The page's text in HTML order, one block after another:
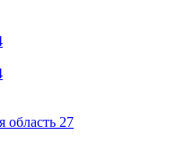
область 27